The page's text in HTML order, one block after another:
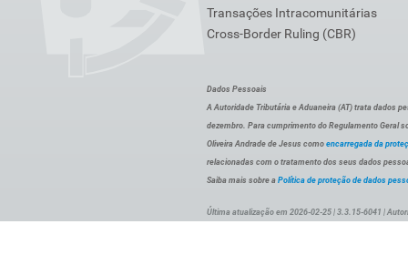
Transações Intracomunitárias
Cross-Border Ruling (CBR)
Dados Pessoais
A Autoridade Tributária e Aduaneira (AT) trata dados
dezembro. Para cumprimento do Regulamento Geral
Oliveira Andrade de Jesus como encarregada da
relacionadas com o tratamento dos seus dados
Saiba mais sobre a Política de proteção de dados
Última atualização em 2026-02-25 | 3.3.15-6041 |